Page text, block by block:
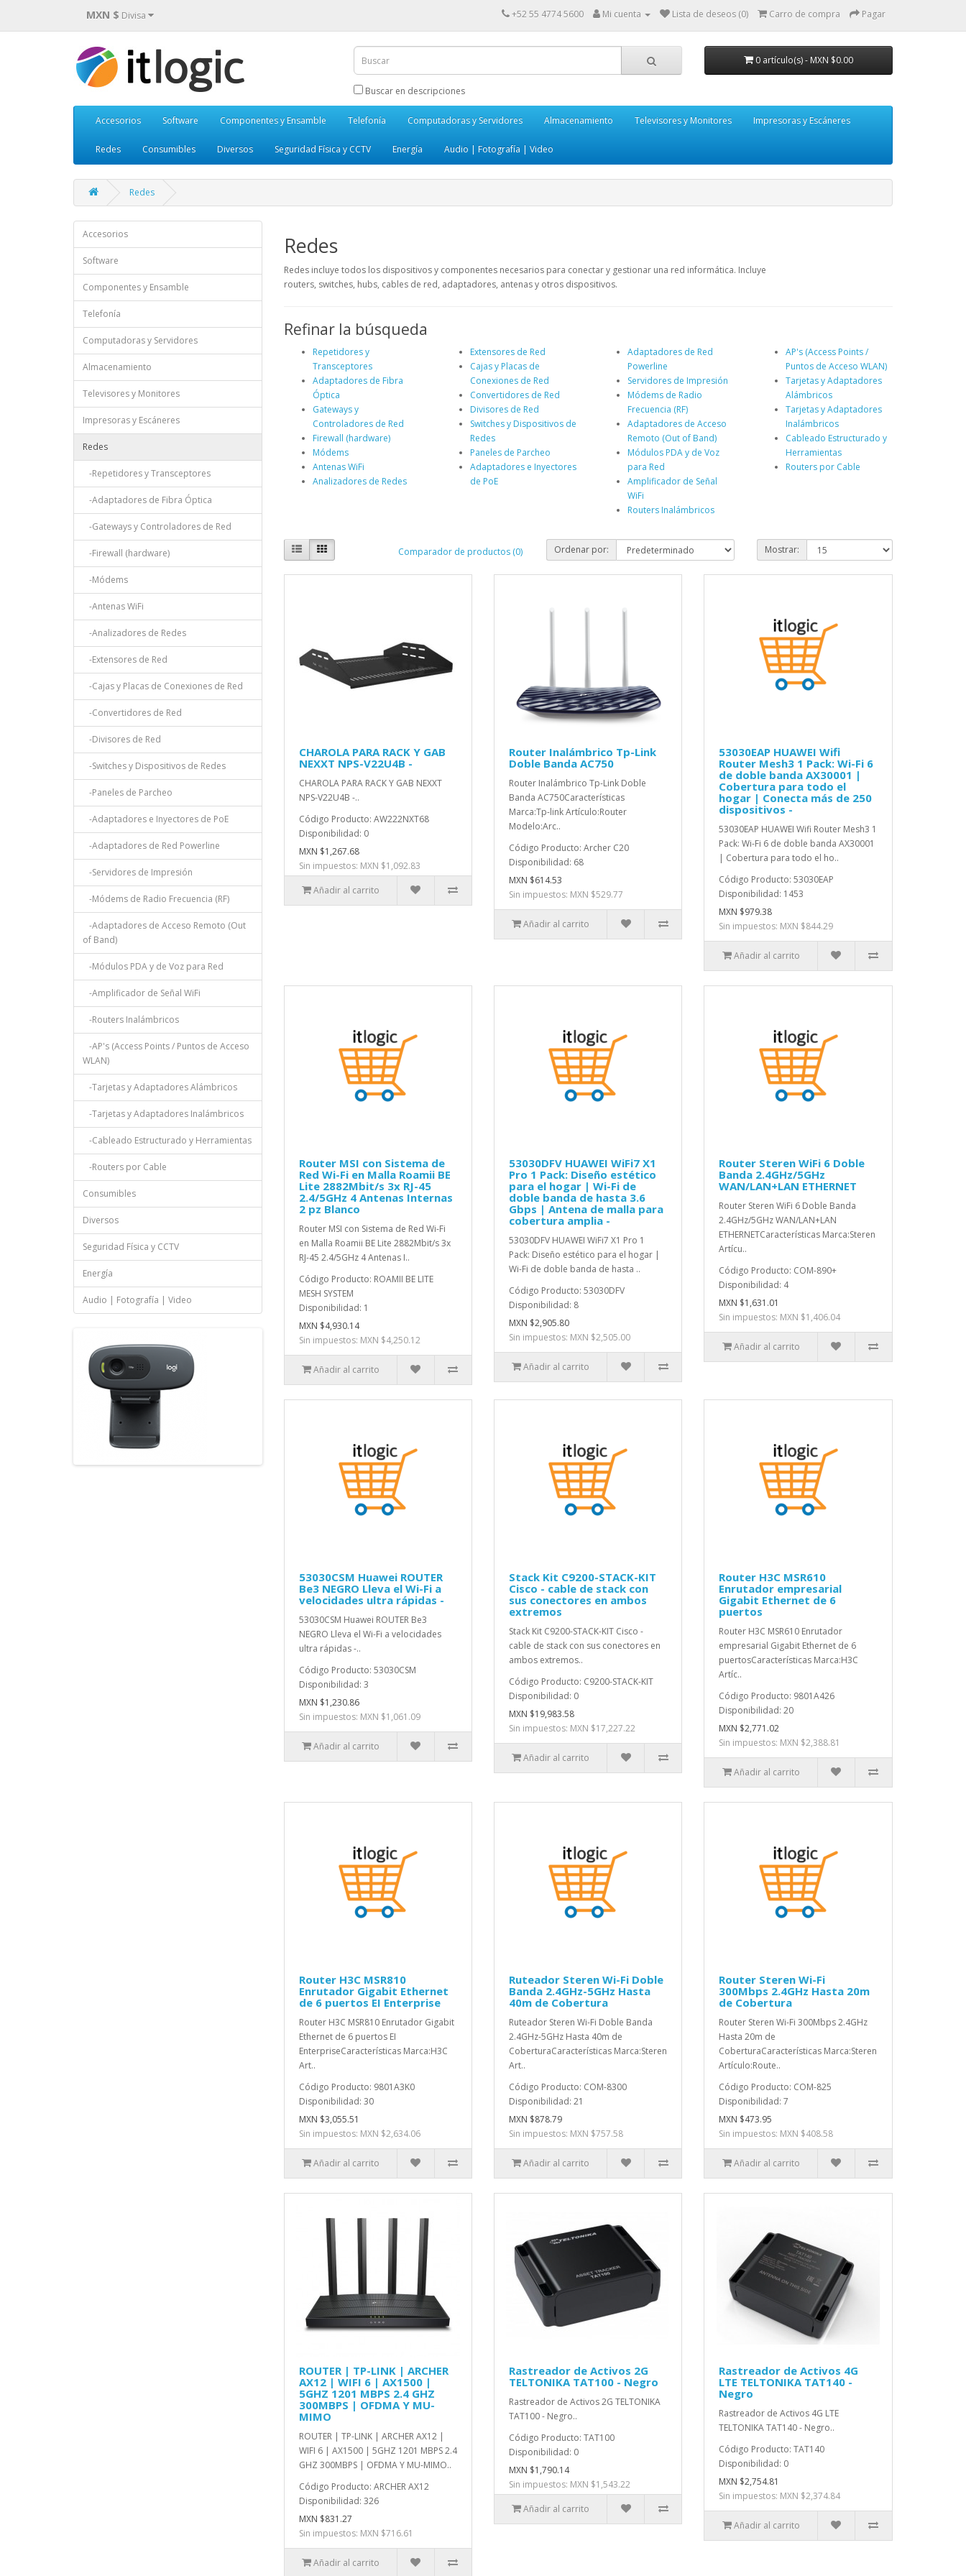
MXN $ Divisa +52 55 4774 5600 Mi cuenta Lista de deseos (0) Carro de compra Pagar
Buscar en descripciones
0 artículo(s) - MXN $0.00
Accesorios Software Componentes y Ensamble Telefonía Computadoras y Servidores Almacenamiento Televisores y Monitores Impresoras y Escáneres
Redes Consumibles Diversos Seguridad Física y CCTV Energía Audio | Fotografía | Video
Redes
Accesorios
Software
Componentes y Ensamble
Telefonía
Computadoras y Servidores
Almacenamiento
Televisores y Monitores
Impresoras y Escáneres
Redes
-Repetidores y Transceptores
-Adaptadores de Fibra Óptica
-Gateways y Controladores de Red
-Firewall (hardware)
-Módems
-Antenas WiFi
-Analizadores de Redes
-Extensores de Red
-Cajas y Placas de Conexiones de Red
-Convertidores de Red
-Divisores de Red
-Switches y Dispositivos de Redes
-Paneles de Parcheo
-Adaptadores e Inyectores de PoE
-Adaptadores de Red Powerline
-Servidores de Impresión
-Módems de Radio Frecuencia (RF)
-Adaptadores de Acceso Remoto (Out
of Band)
-Módulos PDA y de Voz para Red
-Amplificador de Señal WiFi
-Routers Inalámbricos
-AP's (Access Points / Puntos de Acceso
WLAN)
-Tarjetas y Adaptadores Alámbricos
-Tarjetas y Adaptadores Inalámbricos
-Cableado Estructurado y Herramientas
-Routers por Cable
Consumibles
Diversos
Seguridad Física y CCTV
Energía
Audio | Fotografía | Video
Redes
Redes incluye todos los dispositivos y componentes necesarios para conectar y gestionar una red informática. Incluye
routers, switches, hubs, cables de red, adaptadores, antenas y otros dispositivos.
Refinar la búsqueda
Repetidores y
Transceptores
Adaptadores de Fibra
Óptica
Gateways y
Controladores de Red
Firewall (hardware)
Módems
Antenas WiFi
Analizadores de Redes
Extensores de Red
Cajas y Placas de
Conexiones de Red
Convertidores de Red
Divisores de Red
Switches y Dispositivos de
Redes
Paneles de Parcheo
Adaptadores e Inyectores
de PoE
Adaptadores de Red
Powerline
Servidores de Impresión
Módems de Radio
Frecuencia (RF)
Adaptadores de Acceso
Remoto (Out of Band)
Módulos PDA y de Voz
para Red
Amplificador de Señal
WiFi
Routers Inalámbricos
AP's (Access Points /
Puntos de Acceso WLAN)
Tarjetas y Adaptadores
Alámbricos
Tarjetas y Adaptadores
Inalámbricos
Cableado Estructurado y
Herramientas
Routers por Cable
Comparador de productos (0) Ordenar por: Mostrar:
CHAROLA PARA RACK Y GAB
NEXXT NPS-V22U4B -
CHAROLA PARA RACK Y GAB NEXXT
NPS-V22U4B -..
Código Producto: AW222NXT68
Disponibilidad: 0
MXN $1,267.68
Sin impuestos: MXN $1,092.83
Añadir al carrito
Router Inalámbrico Tp-Link
Doble Banda AC750
Router Inalámbrico Tp-Link Doble
Banda AC750Características
Marca:Tp-link Artículo:Router
Modelo:Arc..
Código Producto: Archer C20
Disponibilidad: 68
MXN $614.53
Sin impuestos: MXN $529.77
Añadir al carrito
53030EAP HUAWEI Wifi
Router Mesh3 1 Pack: Wi-Fi 6
de doble banda AX30001 |
Cobertura para todo el
hogar | Conecta más de 250
dispositivos -
53030EAP HUAWEI Wifi Router Mesh3 1
Pack: Wi-Fi 6 de doble banda AX30001
| Cobertura para todo el ho..
Código Producto: 53030EAP
Disponibilidad: 1453
MXN $979.38
Sin impuestos: MXN $844.29
Añadir al carrito
Router MSI con Sistema de
Red Wi-Fi en Malla Roamii BE
Lite 2882Mbit/s 3x RJ-45
2.4/5GHz 4 Antenas Internas
2 pz Blanco
Router MSI con Sistema de Red Wi-Fi
en Malla Roamii BE Lite 2882Mbit/s 3x
RJ-45 2.4/5GHz 4 Antenas I..
Código Producto: ROAMII BE LITE
MESH SYSTEM
Disponibilidad: 1
MXN $4,930.14
Sin impuestos: MXN $4,250.12
Añadir al carrito
53030DFV HUAWEI WiFi7 X1
Pro 1 Pack: Diseño estético
para el hogar | Wi-Fi de
doble banda de hasta 3.6
Gbps | Antena de malla para
cobertura amplia -
53030DFV HUAWEI WiFi7 X1 Pro 1
Pack: Diseño estético para el hogar |
Wi-Fi de doble banda de hasta ..
Código Producto: 53030DFV
Disponibilidad: 8
MXN $2,905.80
Sin impuestos: MXN $2,505.00
Añadir al carrito
Router Steren WiFi 6 Doble
Banda 2.4GHz/5GHz
WAN/LAN+LAN ETHERNET
Router Steren WiFi 6 Doble Banda
2.4GHz/5GHz WAN/LAN+LAN
ETHERNETCaracterísticas Marca:Steren
Artícu..
Código Producto: COM-890+
Disponibilidad: 4
MXN $1,631.01
Sin impuestos: MXN $1,406.04
Añadir al carrito
53030CSM Huawei ROUTER
Be3 NEGRO Lleva el Wi-Fi a
velocidades ultra rápidas -
53030CSM Huawei ROUTER Be3
NEGRO Lleva el Wi-Fi a velocidades
ultra rápidas -..
Código Producto: 53030CSM
Disponibilidad: 3
MXN $1,230.86
Sin impuestos: MXN $1,061.09
Añadir al carrito
Stack Kit C9200-STACK-KIT
Cisco - cable de stack con
sus conectores en ambos
extremos
Stack Kit C9200-STACK-KIT Cisco -
cable de stack con sus conectores en
ambos extremos..
Código Producto: C9200-STACK-KIT
Disponibilidad: 0
MXN $19,983.58
Sin impuestos: MXN $17,227.22
Añadir al carrito
Router H3C MSR610
Enrutador empresarial
Gigabit Ethernet de 6
puertos
Router H3C MSR610 Enrutador
empresarial Gigabit Ethernet de 6
puertosCaracterísticas Marca:H3C
Artíc..
Código Producto: 9801A426
Disponibilidad: 20
MXN $2,771.02
Sin impuestos: MXN $2,388.81
Añadir al carrito
Router H3C MSR810
Enrutador Gigabit Ethernet
de 6 puertos EI Enterprise
Router H3C MSR810 Enrutador Gigabit
Ethernet de 6 puertos EI
EnterpriseCaracterísticas Marca:H3C
Art..
Código Producto: 9801A3K0
Disponibilidad: 30
MXN $3,055.51
Sin impuestos: MXN $2,634.06
Añadir al carrito
Ruteador Steren Wi-Fi Doble
Banda 2.4GHz-5GHz Hasta
40m de Cobertura
Ruteador Steren Wi-Fi Doble Banda
2.4GHz-5GHz Hasta 40m de
CoberturaCaracterísticas Marca:Steren
Art..
Código Producto: COM-8300
Disponibilidad: 21
MXN $878.79
Sin impuestos: MXN $757.58
Añadir al carrito
Router Steren Wi-Fi
300Mbps 2.4GHz Hasta 20m
de Cobertura
Router Steren Wi-Fi 300Mbps 2.4GHz
Hasta 20m de
CoberturaCaracterísticas Marca:Steren
Artículo:Route..
Código Producto: COM-825
Disponibilidad: 7
MXN $473.95
Sin impuestos: MXN $408.58
Añadir al carrito
ROUTER | TP-LINK | ARCHER
AX12 | WIFI 6 | AX1500 |
5GHZ 1201 MBPS 2.4 GHZ
300MBPS | OFDMA Y MU-
MIMO
ROUTER | TP-LINK | ARCHER AX12 |
WIFI 6 | AX1500 | 5GHZ 1201 MBPS 2.4
GHZ 300MBPS | OFDMA Y MU-MIMO..
Código Producto: ARCHER AX12
Disponibilidad: 326
MXN $831.27
Sin impuestos: MXN $716.61
Añadir al carrito
Rastreador de Activos 2G
TELTONIKA TAT100 - Negro
Rastreador de Activos 2G TELTONIKA
TAT100 - Negro..
Código Producto: TAT100
Disponibilidad: 0
MXN $1,790.14
Sin impuestos: MXN $1,543.22
Añadir al carrito
Rastreador de Activos 4G
LTE TELTONIKA TAT140 -
Negro
Rastreador de Activos 4G LTE
TELTONIKA TAT140 - Negro..
Código Producto: TAT140
Disponibilidad: 0
MXN $2,754.81
Sin impuestos: MXN $2,374.84
Añadir al carrito